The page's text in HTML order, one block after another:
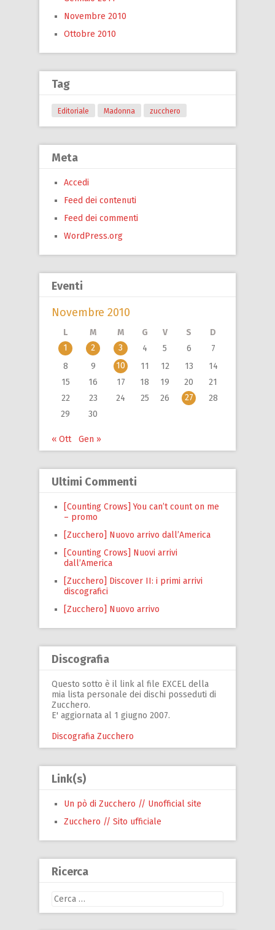
Novembre 2010
Ottobre 2010
Tag
Editoriale Madonna zucchero
Meta
Accedi
Feed dei contenuti
Feed dei commenti
WordPress.org
Eventi
Novembre 2010
L M M G V S
D
1
2 3 4 5 6
7
8
9 10 11 12 13
14
15
16 17 18 19 20
21
22
23 24 25 26 27
28
29
30
« Ott Gen »
Ultimi Commenti
[Counting Crows] You can’t count on me
– promo
[Zucchero] Nuovo arrivo dall’America
[Counting Crows] Nuovi arrivi
dall’America
[Zucchero] Discover II: i primi arrivi
discografici
[Zucchero] Nuovo arrivo
Discografia
Questo sotto è il link al file EXCEL della
mia lista personale dei dischi posseduti di
Zucchero.
E' aggiornata al 1 giugno 2007.
Discografia Zucchero
Link(s)
Un pò di Zucchero // Unofficial site
Zucchero // Sito ufficiale
Ricerca
Ricerca